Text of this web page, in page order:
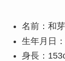
名前：和
生年月日
身長：